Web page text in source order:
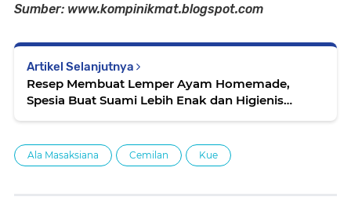
Sumber: www.kompinikmat.blogspot.com
Artikel Selanjutnya
Resep Membuat Lemper Ayam Homemade,
Spesia Buat Suami Lebih Enak dan Higienis
Ala Masaksiana Cemilan Kue